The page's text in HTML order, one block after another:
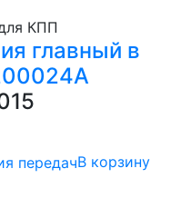
КПП
главный в
В корзину